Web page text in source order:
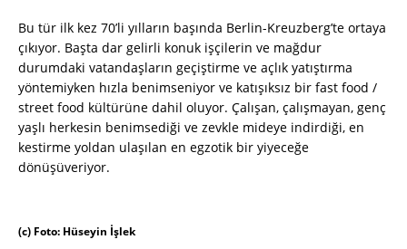
Bu tür ilk kez 70’li yılların başında Berlin-Kreuzberg’te ortaya
çıkıyor. Başta dar gelirli konuk işçilerin ve mağdur
durumdaki vatandaşların geçiştirme ve açlık yatıştırma
yöntemiyken hızla benimseniyor ve katışıksız bir fast food /
street food kültürüne dahil oluyor. Çalışan, çalışmayan, genç
yaşlı herkesin benimsediği ve zevkle mideye indirdiği, en
kestirme yoldan ulaşılan en egzotik bir yiyeceğe
dönüşüveriyor.
(c) Foto: Hüseyin İşlek